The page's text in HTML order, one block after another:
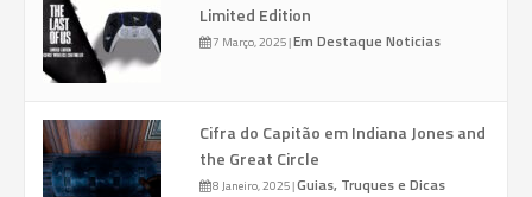
Limited Edition
7 Março, 2025|Em Destaque Noticias
Cifra do Capitão em Indiana Jones and
the Great Circle
8 Janeiro, 2025|Guias, Truques e Dicas